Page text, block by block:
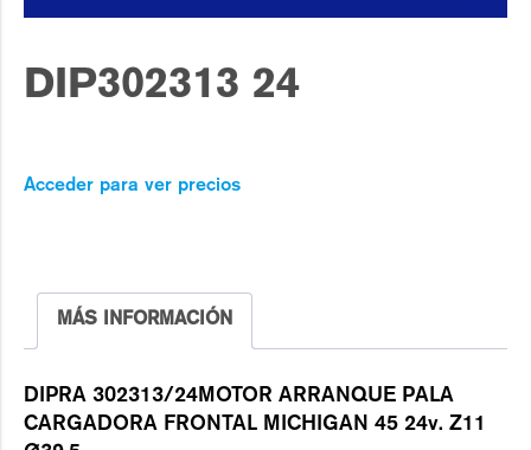
DIP302313 24
Acceder para ver precios
MÁS INFORMACIÓN
DIPRA 302313/24MOTOR ARRANQUE PALA
CARGADORA FRONTAL MICHIGAN 45 24v. Z11